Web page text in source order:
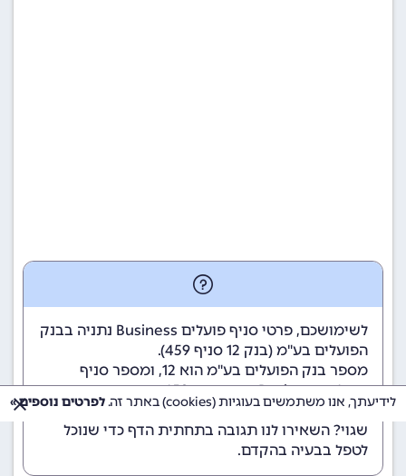
לשימושכם, פרטי סניף פועלים Business נתניה בבנק
הפועלים בע"מ (בנק 12
סניף 459).
מספר בנק הפועלים בע"מ הוא 12
, ומספר סניף
פועלים Business נתניה הוא 459.
הנתונים מתעדכנים באופן קבוע. נתקלתם במידע
שגוי? השאירו לנו תגובה בתחתית הדף כדי שנוכל
לטפל בבעיה בהקדם.
לידיעתך, אנו משתמשים בעוגיות (cookies) באתר זה. לפרטים נוספים »